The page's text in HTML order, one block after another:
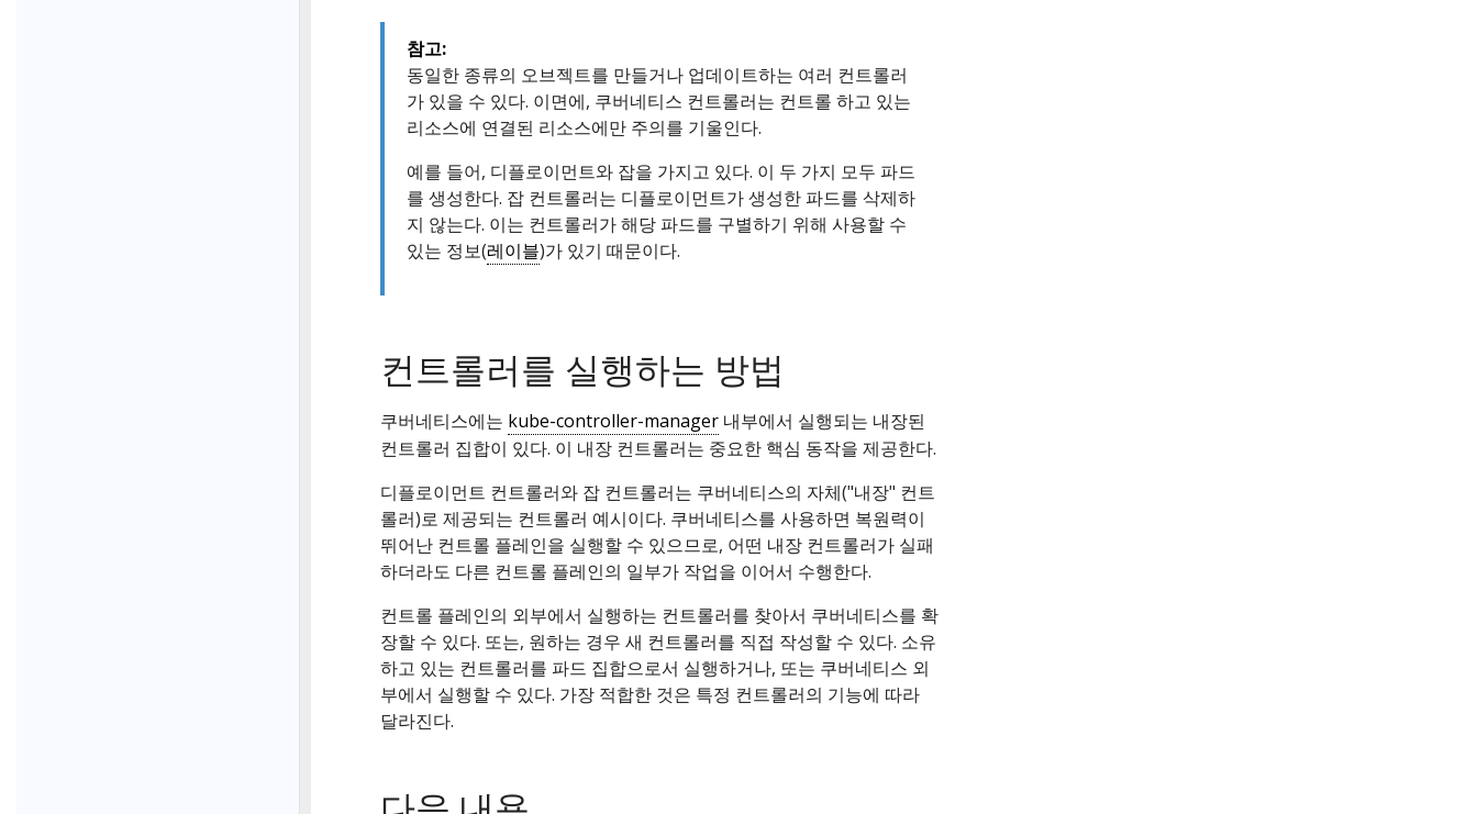
참고:
동일한 종류의 오브젝트를 만들거나 업데이트하는 여러 컨트롤러
가 있을 수 있다. 이면에, 쿠버네티스 컨트롤러는 컨트롤 하고 있는
리소스에 연결된 리소스에만 주의를 기울인다.
예를 들어, 디플로이먼트와 잡을 가지고 있다. 이 두 가지 모두 파드
를 생성한다. 잡 컨트롤러는 디플로이먼트가 생성한 파드를 삭제하
지 않는다. 이는 컨트롤러가 해당 파드를 구별하기 위해 사용할 수
있는 정보(레이블)가 있기 때문이다.
컨트롤러를 실행하는 방법
쿠버네티스에는 kube-controller-manager내부에서 실행되는 내장된
컨트롤러 집합이 있다. 이 내장 컨트롤러는 중요한 핵심 동작을 제공한다.
디플로이먼트 컨트롤러와 잡 컨트롤러는 쿠버네티스의 자체("내장" 컨트
롤러)로 제공되는 컨트롤러 예시이다. 쿠버네티스를 사용하면 복원력이
뛰어난 컨트롤 플레인을 실행할 수 있으므로, 어떤 내장 컨트롤러가 실패
하더라도 다른 컨트롤 플레인의 일부가 작업을 이어서 수행한다.
컨트롤 플레인의 외부에서 실행하는 컨트롤러를 찾아서 쿠버네티스를 확
장할 수 있다. 또는, 원하는 경우 새 컨트롤러를 직접 작성할 수 있다. 소유
하고 있는 컨트롤러를 파드 집합으로서 실행하거나, 또는 쿠버네티스 외
부에서 실행할 수 있다. 가장 적합한 것은 특정 컨트롤러의 기능에 따라
달라진다.